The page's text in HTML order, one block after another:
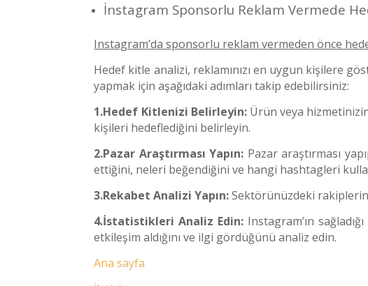
İnstagram Sponsorlu Reklam Vermede
Instagram’da sponsorlu reklam vermeden önce
Hedef kitle analizi, reklamınızı en uygun kişilere
yapmak için aşağıdaki adımları takip edebilirsiniz:
1.Hedef Kitlenizi Belirleyin:Ürün veya
kişileri hedeflediğini belirleyin.
2.Pazar Araştırması Yapın: Pazar araştırması
ettiğini, neleri beğendiğini ve hangi hashtagleri
3.Rekabet Analizi Yapın:Sektörünüzdeki rakiplerin
4.İstatistikleri Analiz Edin: Instagram’ın
etkileşim aldığını ve ilgi gördüğünü analiz edin.
Ana sayfa